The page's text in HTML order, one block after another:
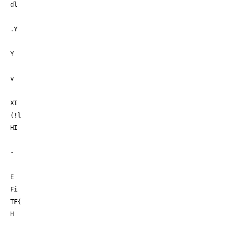
dl
.Y
Y
v
XI
(!l
HI
-
E
Fi
TF{
H